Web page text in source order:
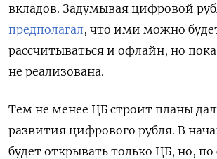
вкладов. Задумывая цифровой
предполагал, что ими можно
рассчитываться и офлайн, но
не реализована.
Тем не менее ЦБ строит планы
развития цифрового рубля. В
будет открывать только ЦБ, но, по